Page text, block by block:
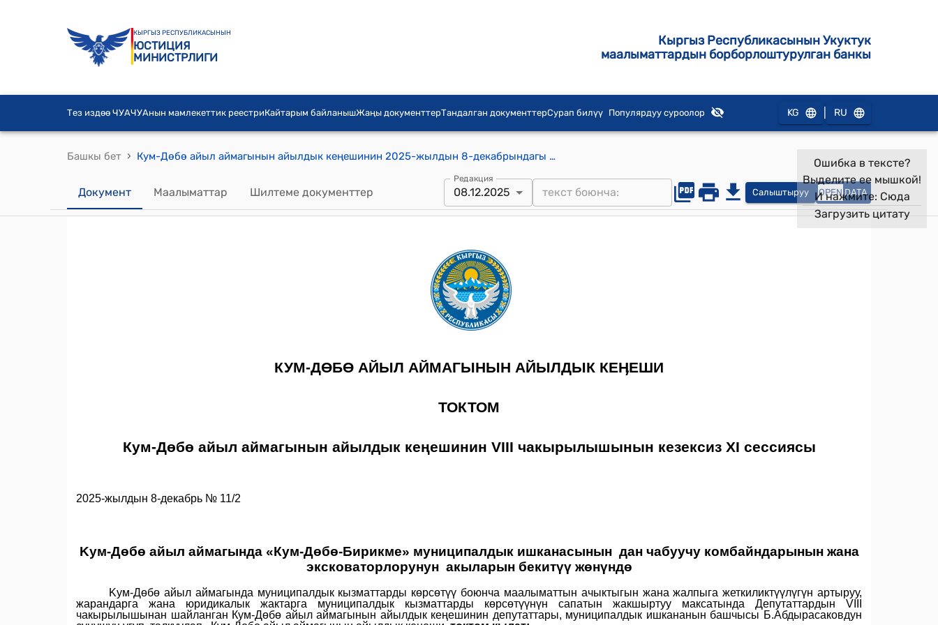
КЫРГЫЗ РЕСПУБЛИКАСЫНЫН
ЮСТИЦИЯ
МИНИСТРЛИГИ
Кыргыз Республикасынын Укуктук
маалыматтардын борборлоштурулган банкы
Тез издөө ЧУАЧУАнын мамлекеттик реестриКайтарым байланышЖаңы документтерТандалган документтерСурап билүү Популярдуу суроолор KG RU
Башкы бет › Кум-Дөбө айыл аймагынын айылдык кеңешинин 2025-жылдын 8-декабрындагы №11/2 "Kум-Дөбө айыл аймагында «Кум-Дөбө-Бирикме» муниципалдык ишканасынын дан чабуучу комбайндарынын жана эксковаторлорунун акыларын бекитүү жөнүндө" Токтому
Документ Маалыматтар Шилтеме документтер
Редакция
08.12.2025 Салыштыруу OPEN DATA
Ошибка в тексте?
Выделите ее мышкой!
И нажмите: Сюда
Загрузить цитату